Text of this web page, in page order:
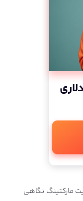
دلاری
مارکتینگ نگاهی